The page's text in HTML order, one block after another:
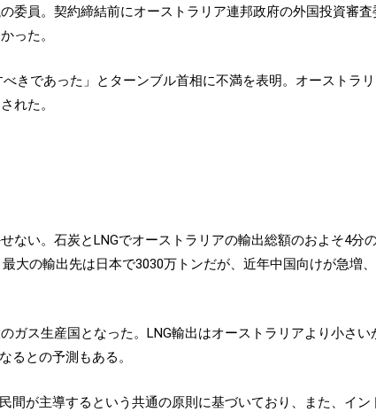
委員。契約締結前にオーストラリア連邦政府の外国投資審
った。
きであった」とターンブル首相に不満を表明。オーストラ
れた。
ない。石炭とLNGでオーストラリアの輸出総額のおよそ4分
大の輸出先は日本で3030万トンだが、近年中国向けが急増
ガス生産国となった。LNG輸出はオーストラリアより小さ
るとの予測もある。
間が主導するという共通の原則に基づいており、また、イン